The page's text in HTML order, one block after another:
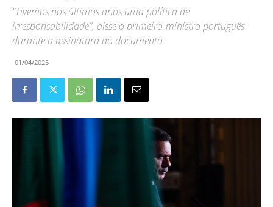
“Tivemos nos últimos anos uma política de
irresponsabilidade”, disse o primeiro-ministro português
durante a assinatura do documento
01/04/2025